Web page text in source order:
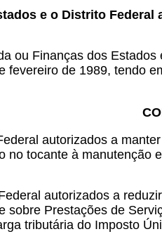
e o Distrito
ou Finanças dos
fevereiro de 1989, tendo
autorizados a
no tocante à
autorizados a
Prestações de
tributária do Imposto